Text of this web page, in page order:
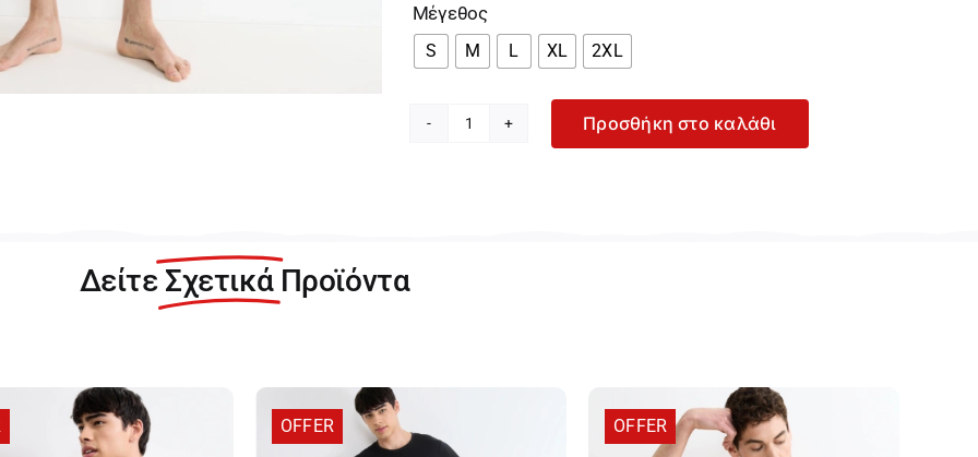
Μέγεθος
S M L XL 2XL
Sloggi
Προσθήκη στο καλάθι
Δείτε Σχετικά Προϊόντα
OFFER OFFER